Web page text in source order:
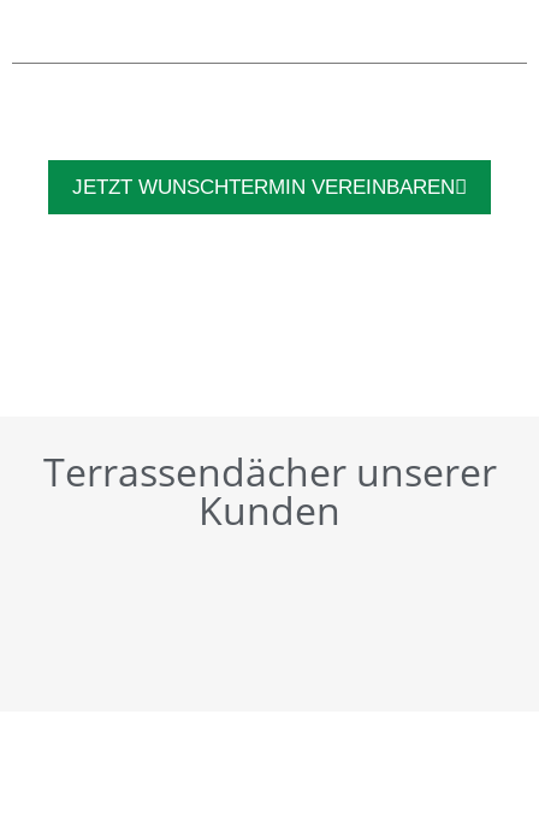
JETZT WUNSCHTERMIN VEREINBAREN
Terrassendächer unserer
Kunden